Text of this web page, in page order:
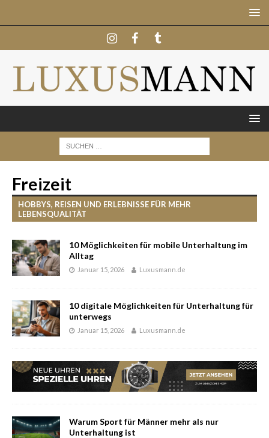
Freizeit
HOBBYS, REISEN UND ERLEBNISSE FÜR MEHR
LEBENSQUALITÄT
10 Möglichkeiten für mobile Unterhaltung im
Alltag
Januar 15, 2026 Luxusmann.de
10 digitale Möglichkeiten für Unterhaltung für
unterwegs
Januar 15, 2026 Luxusmann.de
Warum Sport für Männer mehr als nur
Unterhaltung ist